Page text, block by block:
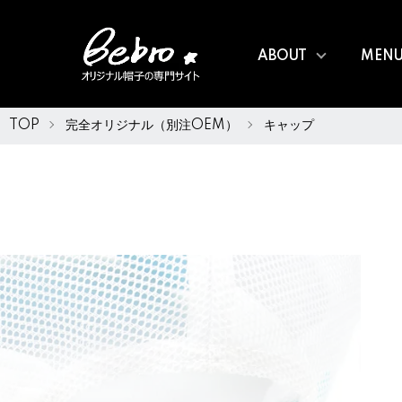
ABOUT
TOP 完全オリジナル（別注OEM） キャップ